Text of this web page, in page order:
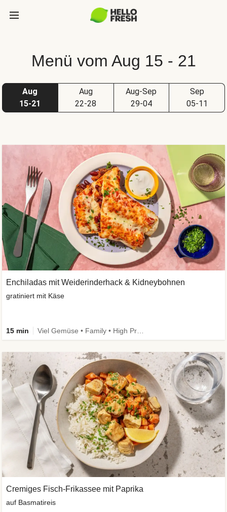
Menü vom Aug 15 - 21
Aug
15-21
Aug
22-28
Aug-Sep
29-04
Sep
05-11
Cremiges Fisch-Frikassee mit Paprika
auf Basmatireis
Enchiladas mit Weiderinderhack & Kidneybohnen
gratiniert mit Käse
15 min